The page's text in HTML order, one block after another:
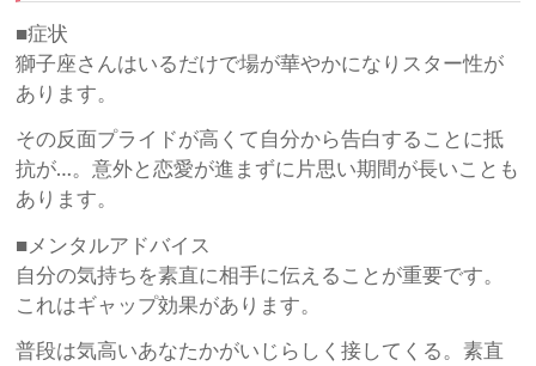
■症状
獅子座さんはいるだけで場が華やかになりスター性が
あります。
その反面プライドが高くて自分から告白することに抵
抗が…。意外と恋愛が進まずに片思い期間が長いことも
あります。
■メンタルアドバイス
自分の気持ちを素直に相手に伝えることが重要です。
これはギャップ効果があります。
普段は気高いあなたかがいじらしく接してくる。素直